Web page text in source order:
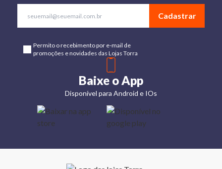
Cadastrar
Permito o recebimento por e-mail de
promoções e novidades das Lojas Torra
Baixe o App
Disponível para Android e IOs